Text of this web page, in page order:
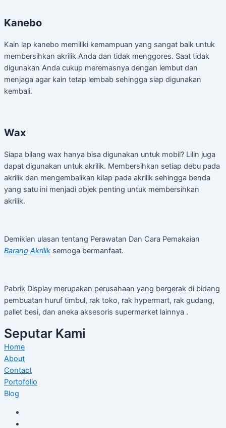
Kanebo
Kain lap kanebo memiliki kemampuan yang sangat baik untuk
membersihkan akrilik Anda dan tidak menggores. Saat tidak
digunakan Anda cukup meremasnya dengan lembut dan
menjaga agar kain tetap lembab sehingga siap digunakan
kembali.
Wax
Siapa bilang wax hanya bisa digunakan untuk mobil? Lilin juga
dapat digunakan untuk akrilik. Membersihkan setiap debu pada
akrilik dan mengembalikan kilap pada akrilik sehingga benda
yang satu ini menjadi objek penting untuk membersihkan
akrilik.
Demikian ulasan tentang Perawatan Dan Cara Pemakaian
Barang Akrilik semoga bermanfaat.
Pabrik Display merupakan perusahaan yang bergerak di bidang
pembuatan huruf timbul, rak toko, rak hypermart, rak gudang,
pallet besi, dan aneka aksesoris supermarket lainnya .
Seputar Kami
Home
About
Contact
Portofolio
Blog